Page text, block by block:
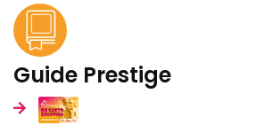
Guide Prestige